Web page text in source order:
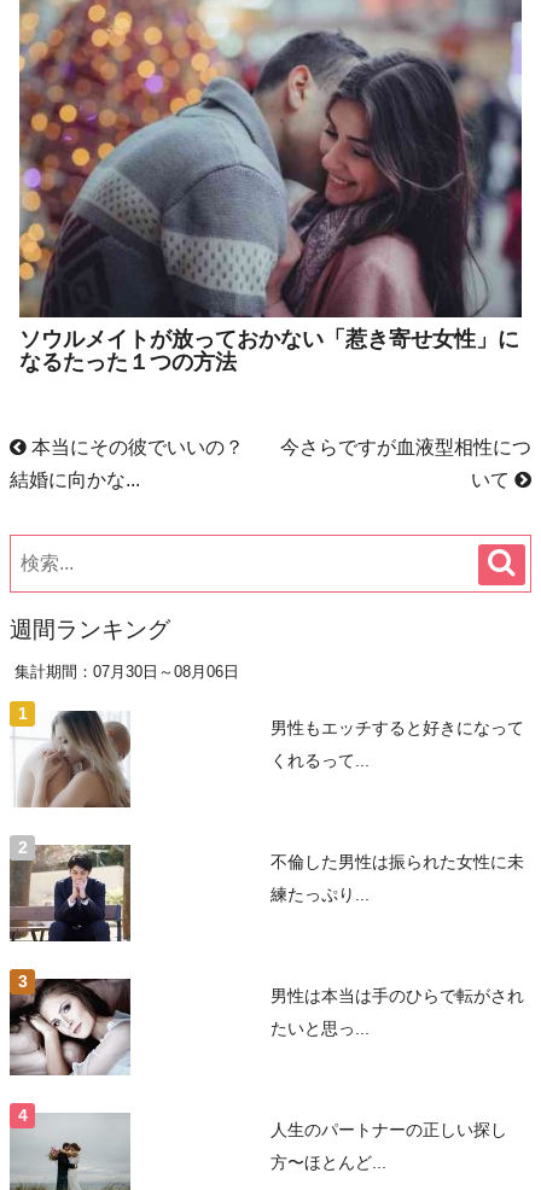
ソウルメイトが放っておかない「惹き寄せ女性」に
なるたった１つの方法
本当にその彼でいいの？
結婚に向かな...
今さらですが血液型相性につ
いて
週間ランキング
集計期間：07月30日～08月06日
男性もエッチすると好きになって
くれるって...
不倫した男性は振られた女性に未
練たっぷり...
男性は本当は手のひらで転がされ
たいと思っ...
人生のパートナーの正しい探し
方〜ほとんど...